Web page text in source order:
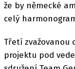
že by německé
celý
Třetí zvažovanou
projektu pod